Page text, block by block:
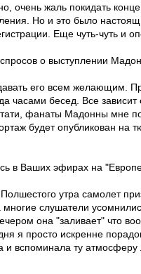
очень жаль покидать
Но и это было
Еще чуть-чуть и
о выступлении
его всем желающим.
часами бесед. Все зависит
фанаты Мадонны мне
будет опубликован на
в Ваших эфирах на
утра самолет
слушатели
она "заливает" что
я просто искренне
и вспоминала ту атмосферу